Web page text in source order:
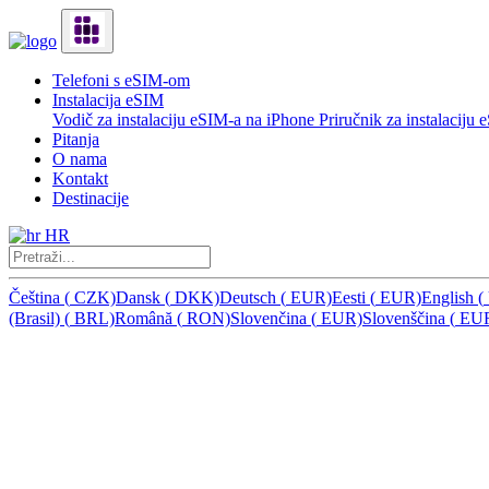
Telefoni s eSIM-om
Instalacija eSIM
Vodič za instalaciju eSIM-a na iPhone Priručnik za instalaciju
Pitanja
O nama
Kontakt
Destinacije
HR
Čeština ( CZK)Dansk ( DKK)Deutsch ( EUR)Eesti ( EUR)English (
(Brasil) ( BRL)Română ( RON)Slovenčina ( EUR)Slovenščina (